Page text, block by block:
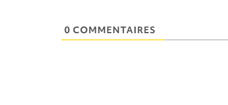
0 COMMENTAIRES